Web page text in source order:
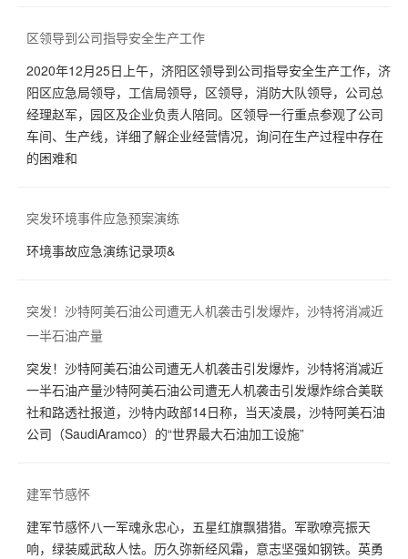
区领导到公司指导安全生产工作
2020年12月25日上午，济阳区领导到公司指导安全生产工作，济
阳区应急局领导，工信局领导，区领导，消防大队领导，公司总
经理赵军，园区及企业负责人陪同。区领导一行重点参观了公司
车间、生产线，详细了解企业经营情况，询问在生产过程中存在
的困难和
突发环境事件应急预案演练
环境事故应急演练记录项&
突发！沙特阿美石油公司遭无人机袭击引发爆炸，沙特将消减近
一半石油产量
突发！沙特阿美石油公司遭无人机袭击引发爆炸，沙特将消减近
一半石油产量沙特阿美石油公司遭无人机袭击引发爆炸综合美联
社和路透社报道，沙特内政部14日称，当天凌晨，沙特阿美石油
公司（SaudiAramco）的“世界最大石油加工设施”
建军节感怀
建军节感怀八一军魂永忠心，五星红旗飘猎猎。军歌嘹亮振天
响，绿装威武敌人怯。历久弥新经风霜，意志坚强如钢铁。英勇